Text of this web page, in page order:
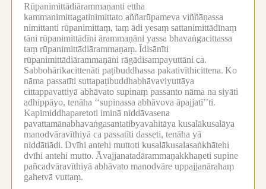
Rūpanimittādiārammaṇanti ettha
kammanimittagatinimittato aññarūpameva viññāṇassa
nimittanti rūpanimittaṃ, taṃ ādi yesaṃ sattanimittādīnaṃ
tāni rūpanimittādīni ārammaṇāni yassa bhavaṅgacittassa
taṃ rūpanimittādiārammaṇaṃ. Īdisānīti
rūpanimittādiārammaṇāni rāgādisampayuttāni ca.
Sabbohārikacittenāti paṭibuddhassa pakativīthicittena. Ko
nāma passatīti suttapaṭibuddhabhāvaviyuttāya
cittappavattiyā abhāvato supinaṃ passanto nāma na siyāti
adhippāyo, tenāha ‘‘supinassa abhāvova āpajjatī’’ti.
Kapimiddhaparetoti iminā niddāvasena
pavattamānabhavaṅgasantatibyavahitāya kusalākusalāya
manodvāravīthiyā ca passatīti dasseti, tenāha yā
niddātiādi. Dvīhi antehi muttoti kusalākusalasaṅkhātehi
dvīhi antehi mutto. Āvajjanatadārammaṇakkhaṇeti supine
pañcadvāravīthiyā abhāvato manodvāre uppajjanārahaṃ
gahetvā vuttaṃ.